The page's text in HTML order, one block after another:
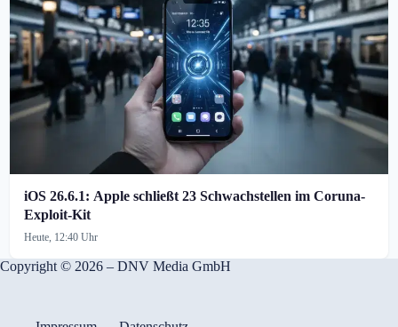
iOS 26.6.1: Apple schließt 23 Schwachstellen im Coruna-
Exploit-Kit
Heute, 12:40 Uhr
Copyright © 2026 – DNV Media GmbH